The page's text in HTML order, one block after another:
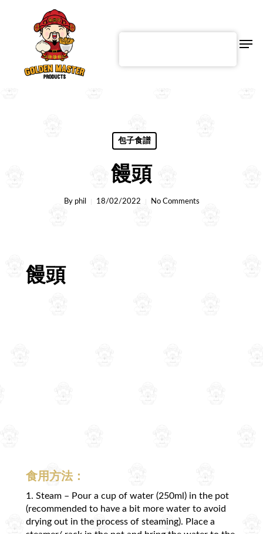
包子食譜
饅頭
By phil 18/02/2022 No Comments
饅頭
食用方法：
1. Steam – Pour a cup of water (250ml) in the pot
(recommended to have a bit more water to avoid
drying out in the process of steaming). Place a